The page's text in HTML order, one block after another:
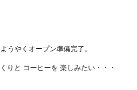
うやくオープン準備完了。
くりと コーヒーを 楽しみたい・・・